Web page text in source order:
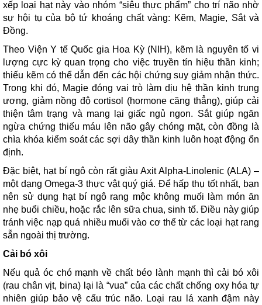
xếp loại hạt này vào nhóm “siêu thực phẩm” cho trí não nhờ
sự hội tụ của bộ tứ khoáng chất vàng: Kẽm, Magie, Sắt và
Đồng.
Theo Viện Y tế Quốc gia Hoa Kỳ (NIH), kẽm là nguyên tố vi
lượng cực kỳ quan trọng cho việc truyền tín hiệu thần kinh;
thiếu kẽm có thể dẫn đến các hội chứng suy giảm nhận thức.
Trong khi đó, Magie đóng vai trò làm dịu hệ thần kinh trung
ương, giảm nồng độ cortisol (hormone căng thẳng), giúp cải
thiện tâm trạng và mang lại giấc ngủ ngon. Sắt giúp ngăn
ngừa chứng thiếu máu lên não gây chóng mặt, còn đồng là
chìa khóa kiểm soát các sợi dây thần kinh luôn hoạt động ổn
định.
Đặc biệt, hạt bí ngô còn rất giàu Axit Alpha-Linolenic (ALA) –
một dạng Omega-3 thực vật quý giá. Để hấp thụ tốt nhất, bạn
nên sử dụng hạt bí ngô rang mộc không muối làm món ăn
nhẹ buổi chiều, hoặc rắc lên sữa chua, sinh tố. Điều này giúp
tránh việc nạp quá nhiều muối vào cơ thể từ các loại hạt rang
sẵn ngoài thị trường.
Cải bó xôi
Nếu quả óc chó mạnh về chất béo lành mạnh thì cải bó xôi
(rau chân vịt, bina) lại là “vua” của các chất chống oxy hóa tự
nhiên giúp bảo vệ cấu trúc não. Loại rau lá xanh đậm này